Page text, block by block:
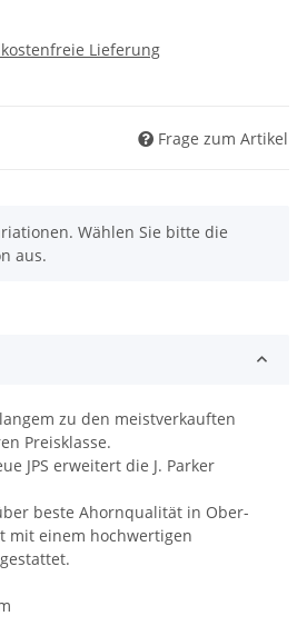
Lieferung
Frage zum Artikel
Wählen Sie bitte die
aus.
zu den meistverkauften
Preisklasse.
JPS erweitert die J. Parker
beste Ahornqualität in Ober-
mit einem hochwertigen